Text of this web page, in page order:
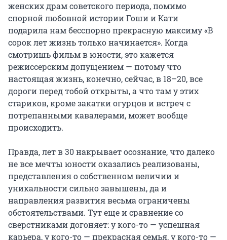
женских драм советского периода, помимо
спорной любовной истории Гоши и Кати
подарила нам бесспорно прекрасную максиму «В
сорок лет жизнь только начинается». Когда
смотришь фильм в юности, это кажется
режиссерским допущением — потому что
настоящая жизнь, конечно, сейчас, в 18–20, все
дороги перед тобой открыты, а что там у этих
стариков, кроме закатки огурцов и встреч с
потрепанными кавалерами, может вообще
происходить.
Правда, лет в 30 накрывает осознание, что далеко
не все мечты юности оказались реализованы,
представления о собственном величии и
уникальности сильно завышены, да и
направления развития весьма ограничены
обстоятельствами. Тут еще и сравнение со
сверстниками догоняет: у кого-то — успешная
карьера, у кого-то — прекрасная семья, у кого-то —